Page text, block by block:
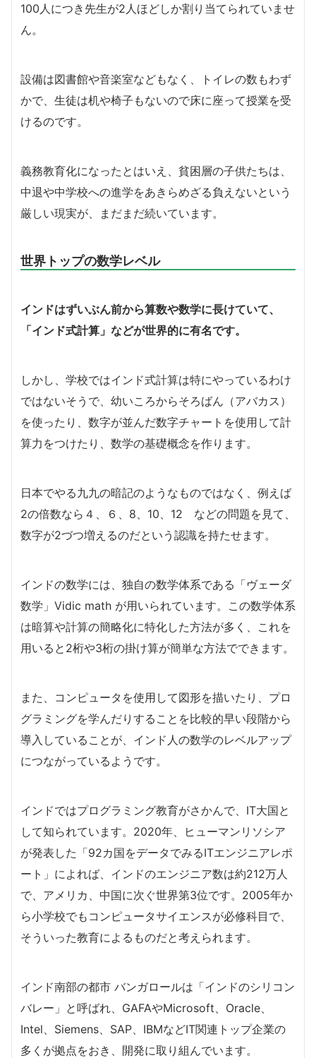
100人につき先生が2人ほどしか割り当てられていませ
ん。
設備は図書館や音楽室などもなく、トイレの数もわず
かで、生徒は机や椅子もないので床に座って授業を受
けるのです。
義務教育化になったとはいえ、貧困層の子供たちは、
中退や中学校への進学をあきらめざる負えないという
厳しい現実が、まだまだ続いています。
世界トップの数学レベル
インドはずいぶん前から算数や数学に長けていて、
「インド式計算」などが世界的に有名です。
しかし、学校ではインド式計算は特にやっているわけ
ではないそうで、幼いころからそろばん（アバカス）
を使ったり、数字が並んだ数字チャートを使用して計
算力をつけたり、数学の基礎概念を作ります。
日本でやる九九の暗記のようなものではなく、例えば
2の倍数なら４、６、8、10、12 などの問題を見て、
数字が2づつ増えるのだという認識を持たせます。
インドの数学には、独自の数学体系である「ヴェーダ
数学」Vidic math が用いられています。この数学体系
は暗算や計算の簡略化に特化した方法が多く、これを
用いると2桁や3桁の掛け算が簡単な方法でできます。
また、コンピュータを使用して図形を描いたり、プロ
グラミングを学んだりすることを比較的早い段階から
導入していることが、インド人の数学のレベルアップ
につながっているようです。
インドではプログラミング教育がさかんで、IT大国と
して知られています。2020年、ヒューマンリソシア
が発表した「92カ国をデータでみるITエンジニアレポ
ート」によれば、インドのエンジニア数は約212万人
で、アメリカ、中国に次ぐ世界第3位です。2005年か
ら小学校でもコンピュータサイエンスが必修科目で、
そういった教育によるものだと考えられます。
インド南部の都市 バンガロールは「インドのシリコン
バレー」と呼ばれ、GAFAやMicrosoft、Oracle、
Intel、Siemens、SAP、IBMなどIT関連トップ企業の
多くが拠点をおき、開発に取り組んでいます。